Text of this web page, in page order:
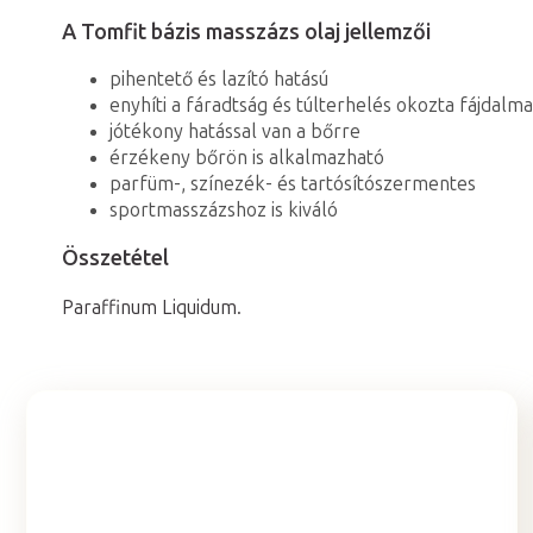
A Tomfit bázis masszázs olaj jellemzői
pihentető és lazító hatású
enyhíti a fáradtság és túlterhelés okozta
jótékony hatással van a bőrre
érzékeny bőrön is alkalmazható
parfüm-, színezék- és tartósítószermentes
sportmasszázshoz is kiváló
Összetétel
Paraffinum Liquidum.